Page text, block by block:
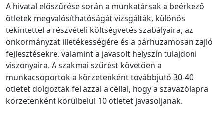
A hivatal előszűrése során a munkatársak a beérkező
ötletek megvalósíthatóságát vizsgálták, különös
tekintettel a részvételi költségvetés szabályaira, az
önkormányzat illetékességére és a párhuzamosan zajló
fejlesztésekre, valamint a javasolt helyszín tulajdoni
viszonyaira. A szakmai szűrést követően a
munkacsoportok a körzetenként továbbjutó 30-40
ötletet dolgozták fel azzal a céllal, hogy a szavazólapra
körzetenként körülbelül 10 ötletet javasoljanak.